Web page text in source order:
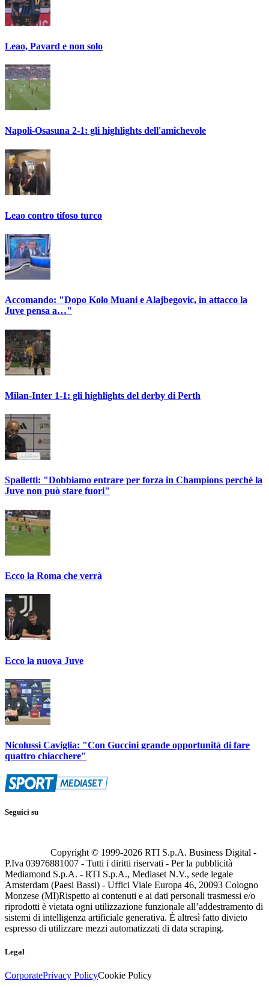
Leao, Pavard e non solo
Napoli-Osasuna 2-1: gli highlights dell'amichevole
Leao contro tifoso turco
Accomando: "Dopo Kolo Muani e Alajbegovic, in attacco la
Juve pensa a…"
Milan-Inter 1-1: gli highlights del derby di Perth
Spalletti: "Dobbiamo entrare per forza in Champions perché la
Juve non può stare fuori"
Ecco la Roma che verrà
Ecco la nuova Juve
Nicolussi Caviglia: "Con Guccini grande opportunità di fare
quattro chiacchere"
Seguici su
Copyright © 1999-2026 RTI S.p.A. Business Digital -
P.Iva 03976881007 - Tutti i diritti riservati - Per la pubblicità
Mediamond S.p.A. - RTI S.p.A., Mediaset N.V., sede legale
Amsterdam (Paesi Bassi) - Uffici Viale Europa 46, 20093 Cologno
Monzese (MI)Rispetto ai contenuti e ai dati personali trasmessi e/o
riprodotti è vietata ogni utilizzazione funzionale all’addestramento di
sistemi di intelligenza artificiale generativa. È altresì fatto divieto
espresso di utilizzare mezzi automatizzati di data scraping.
Legal
CorporatePrivacy PolicyCookie Policy